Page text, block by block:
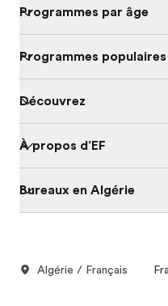
Programmes par âge
Programmes populaires
Découvrez
À propos d'EF
Bureaux en Algérie
Algérie / Français